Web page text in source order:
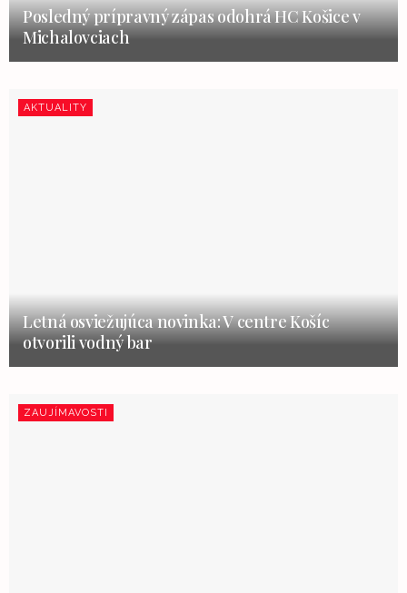
Posledný prípravný zápas odohrá HC Košice v
Michalovciach
AKTUALITY
Letná osviežujúca novinka: V centre Košíc
otvorili vodný bar
ZAUJÍMAVOSTI